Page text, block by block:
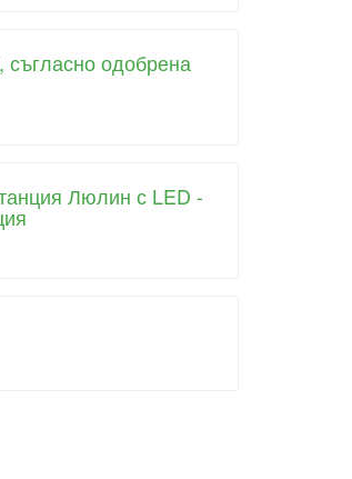
одобрена
Люлин с LED -